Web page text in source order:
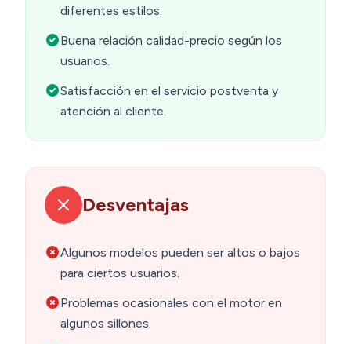
diferentes estilos.
Buena relación calidad-precio según los
usuarios.
Satisfacción en el servicio postventa y
atención al cliente.
Desventajas
Algunos modelos pueden ser altos o bajos
para ciertos usuarios.
Problemas ocasionales con el motor en
algunos sillones.